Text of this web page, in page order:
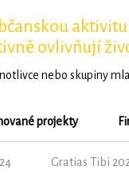
ovlivňují
nebo skupiny
projekty
Gratias Tibi